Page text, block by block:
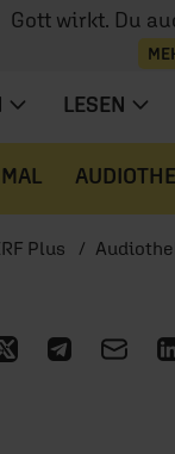
Gott wirkt. Du
LESEN
Plus